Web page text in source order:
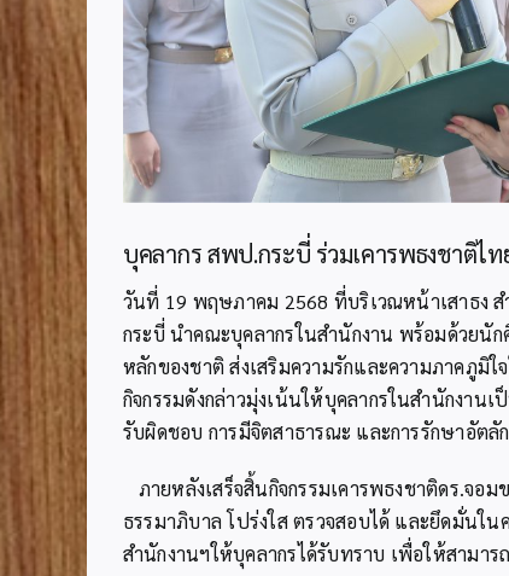
บุคลากร สพป.กระบี่ ร่วมเคารพธงชาติ
วันที่ 19 พฤษภาคม 2568 ที่บริเวณหน้าเสาธง
กระบี่ นำคณะบุคลากรในสำนักงาน พร้อมด้วยนั
หลักของชาติ ส่งเสริมความรักและความภาคภูมิ
กิจกรรมดังกล่าวมุ่งเน้นให้บุคลากรในสำนักงา
รับผิดชอบ การมีจิตสาธารณะ และการรักษาอัต
ภายหลังเสร็จสิ้นกิจกรรมเคารพธงชาติดร.จ
ธรรมาภิบาล โปร่งใส ตรวจสอบได้ และยึดมั่นใ
สำนักงานฯให้บุคลากรได้รับทราบ เพื่อให้สามา